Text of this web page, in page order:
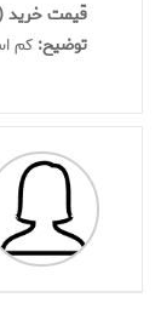
قیمت خرید
توضیح: کم